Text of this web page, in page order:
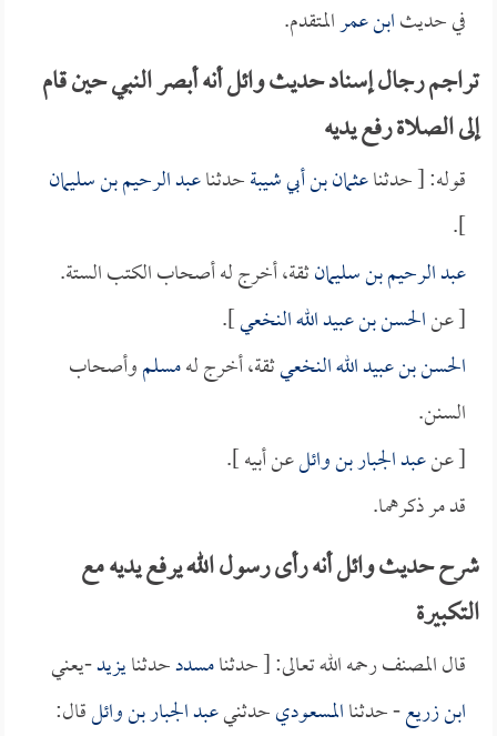
في حديثابن عمرالمتقدم.
تراجم رجال إسناد حديث وائل أنه أبصر النبي حين قام
إلى الصلاة رفع يديه
قوله: [ حدثناعثمان بن أبي شيبةحدثناعبد الرحيم بن سليمان
].
عبد الرحيم بن سليمانثقة، أخرج له أصحاب الكتب الستة.
[ عنالحسن بن عبيد الله النخعي].
الحسن بن عبيد الله النخعيثقة، أخرج لهمسلموأصحاب
السنن.
[ عنعبد الجبار بن وائلعن أبيه ].
قد مر ذكرهما.
شرح حديث وائل أنه رأى رسول الله يرفع يديه مع
التكبيرة
قال المصنف رحمه الله تعالى: [ حدثنامسددحدثنايزيد-يعني
ابن زريع- حدثناالمسعوديحدثنيعبد الجبار بن وائلقال: